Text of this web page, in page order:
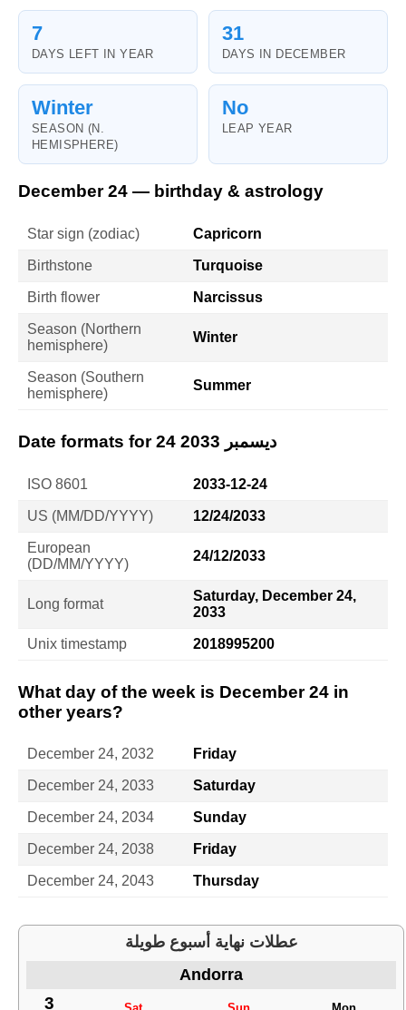
7
DAYS LEFT IN YEAR
31
DAYS IN DECEMBER
Winter
SEASON (N.
HEMISPHERE)
No
LEAP YEAR
December 24 — birthday & astrology
Star sign (zodiac) Capricorn
Birthstone Turquoise
Birth flower Narcissus
Season (Northern
hemisphere)
Winter
Season (Southern
hemisphere)
Summer
Date formats for 24 ديسمبر 2033
ISO 8601 2033-12-24
US (MM/DD/YYYY) 12/24/2033
European
(DD/MM/YYYY)
24/12/2033
Long format
Saturday, December 24,
2033
Unix timestamp 2018995200
What day of the week is December 24 in
other years?
December 24, 2032 Friday
December 24, 2033 Saturday
December 24, 2034 Sunday
December 24, 2038 Friday
December 24, 2043 Thursday
عطلات نهاية أسبوع طويلة
Andorra
3